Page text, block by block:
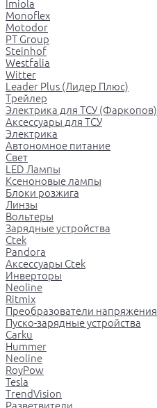
Imiola
Monoflex
Motodor
PT Group
Steinhof
Westfalia
Witter
Leader Plus (Лидер Плюс)
Трейлер
Электрика для ТСУ (Фаркопов)
Аксессуары для ТСУ
Электрика
Автономное питание
Свет
LED Лампы
Ксеноновые лампы
Блоки розжига
Линзы
Вольтеры
Зарядные устройства
Ctek
Pandora
Аксессуары Ctek
Инверторы
Neoline
Ritmix
Преобразователи напряжения
Пуско-зарядные устройства
Carku
Hummer
Neoline
RoyPow
Tesla
TrendVision
Разветвители